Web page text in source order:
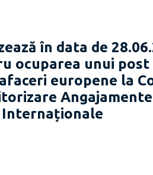
în data de
ocuparea unui
europene la
Internaționale